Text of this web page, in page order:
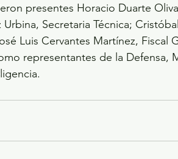
presentes Horacio Duarte
Secretaria Técnica;
Luis Cervantes Martínez, Fiscal
representantes de la Defensa,